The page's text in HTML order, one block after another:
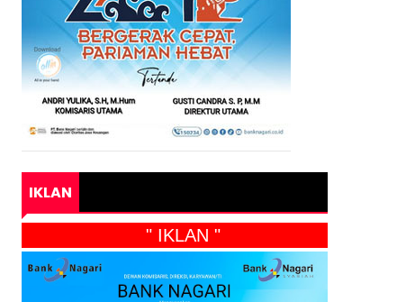
IKLAN
" IKLAN "